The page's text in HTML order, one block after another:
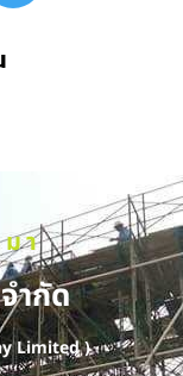
า
ำกัด
Limited )